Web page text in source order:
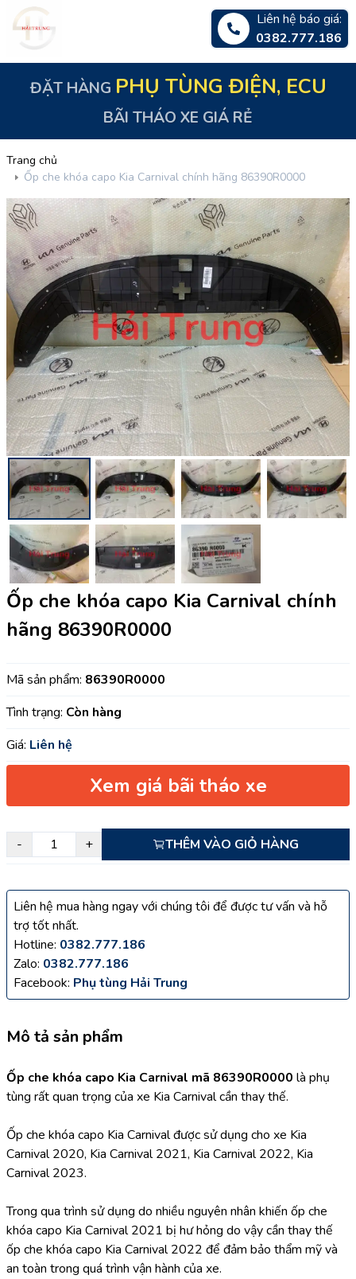
Liên hệ báo giá:
0382.777.186
ĐẶT HÀNGPHỤ TÙNG ĐIỆN, ECU
BÃI THÁO XE GIÁ RẺ
Trang chủ
Ốp che khóa capo Kia Carnival chính hãng 86390R0000
Ốp che khóa capo Kia Carnival chính
hãng 86390R0000
Mã sản phẩm: 86390R0000
Tình trạng: Còn hàng
Giá: Liên hệ
Xem giá bãi tháo xe
- + THÊM VÀO GIỎ HÀNG
Liên hệ mua hàng ngay với chúng tôi để được tư vấn và hỗ
trợ tốt nhất.
Hotline: 0382.777.186
Zalo: 0382.777.186
Facebook: Phụ tùng Hải Trung
Mô tả sản phẩm
Ốp che khóa capo Kia Carnival mã 86390R0000 là phụ
tùng rất quan trọng của xe Kia Carnival cần thay thế.
Ốp che khóa capo Kia Carnival được sử dụng cho xe Kia
Carnival 2020, Kia Carnival 2021, Kia Carnival 2022, Kia
Carnival 2023.
Trong qua trình sử dụng do nhiều nguyên nhân khiến ốp che
khóa capo Kia Carnival 2021 bị hư hỏng do vậy cần thay thế
ốp che khóa capo Kia Carnival 2022 để đảm bảo thẩm mỹ và
an toàn trong quá trình vận hành của xe.